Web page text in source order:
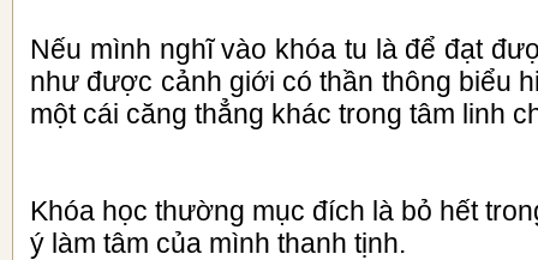
Nếu mình nghĩ vào khóa tu là để đạt
như được cảnh giới có thần thông biểu
một cái căng thẳng khác trong tâm linh
Khóa học thường mục đích là bỏ hết
ý làm tâm của mình thanh tịnh.